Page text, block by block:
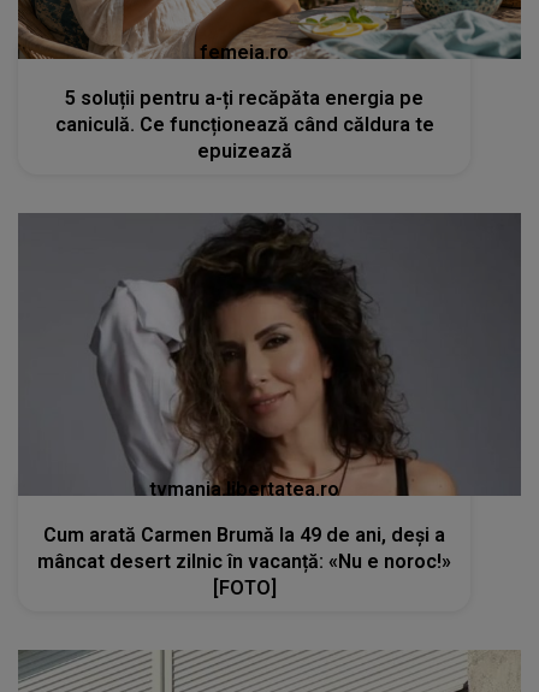
femeia.ro
5 soluții pentru a-ți recăpăta energia pe
caniculă. Ce funcționează când căldura te
epuizează
tvmania.libertatea.ro
Cum arată Carmen Brumă la 49 de ani, deși a
mâncat desert zilnic în vacanță: «Nu e noroc!»
[FOTO]